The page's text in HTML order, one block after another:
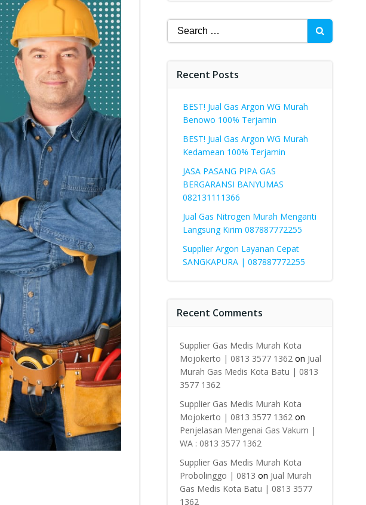
Search
for:
Recent Posts
BEST! Jual Gas Argon WG Murah
Benowo 100% Terjamin
BEST! Jual Gas Argon WG Murah
Kedamean 100% Terjamin
JASA PASANG PIPA GAS
BERGARANSI BANYUMAS
082131111366
Jual Gas Nitrogen Murah Menganti
Langsung Kirim 087887772255
Supplier Argon Layanan Cepat
SANGKAPURA | 087887772255
Recent Comments
Supplier Gas Medis Murah Kota
Mojokerto | 0813 3577 1362on Jual
Murah Gas Medis Kota Batu | 0813
3577 1362
Supplier Gas Medis Murah Kota
Mojokerto | 0813 3577 1362on
Penjelasan Mengenai Gas Vakum |
WA : 0813 3577 1362
Supplier Gas Medis Murah Kota
Probolinggo | 0813 on Jual Murah
Gas Medis Kota Batu | 0813 3577
1362